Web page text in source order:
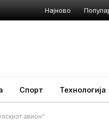
Најново
Спорт Технологија
авион“